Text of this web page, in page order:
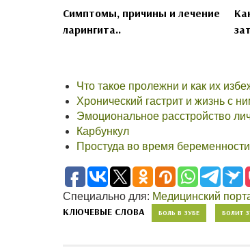
Симптомы, причины и лечение
ларингита..
Что такое пролежни и как их
Хронический гастрит и жизнь с
Эмоциональное расстройство
Карбункул
Простуда во время беременности
Специально для: Медицинский
КЛЮЧЕВЫЕ СЛОВА БОЛЬ В ЗУБЕ БОЛИТ